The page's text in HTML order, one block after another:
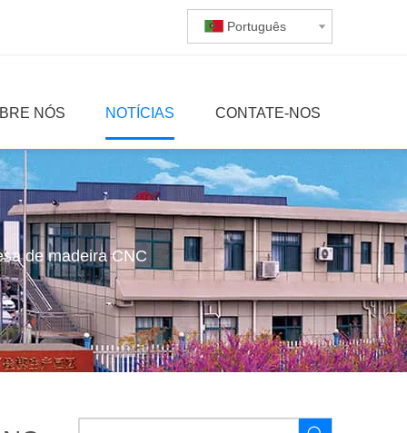
Português
NÓS NOTÍCIAS CONTATE-NOS
de madeira CNC